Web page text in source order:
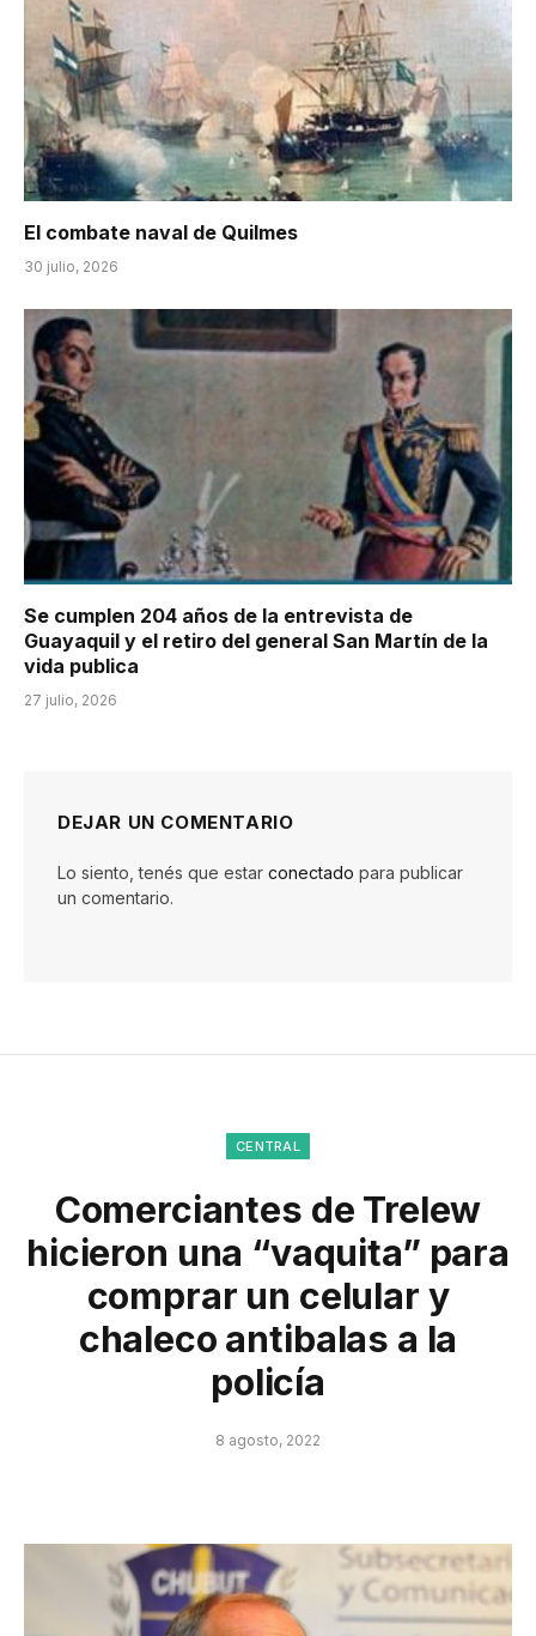
El combate naval de Quilmes
30 julio, 2026
Se cumplen 204 años de la entrevista de
Guayaquil y el retiro del general San Martín de la
vida publica
27 julio, 2026
DEJAR UN COMENTARIO
Lo siento, tenés que estar conectado para publicar
un comentario.
CENTRAL
Comerciantes de Trelew
hicieron una “vaquita” para
comprar un celular y
chaleco antibalas a la
policía
8 agosto, 2022